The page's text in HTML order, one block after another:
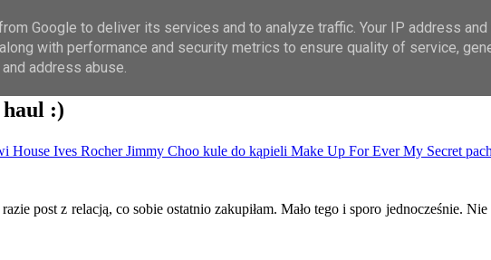
haul :)
House Ives RocherJimmy Choo kule do kąpieli Make Up For EverMy Secret
post z relacją, co sobie ostatnio zakupiłam. Mało tego i sporo jednocześnie.
Google to deliver its services and to analyze traffic. Your IP address
with performance and security metrics to ensure quality of service,
address abuse.